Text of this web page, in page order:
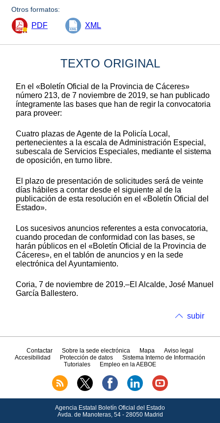
Otros formatos:
PDF XML
TEXTO ORIGINAL
En el «Boletín Oficial de la Provincia de Cáceres»
número 213, de 7 noviembre de 2019, se han publicado
íntegramente las bases que han de regir la convocatoria
para proveer:
Cuatro plazas de Agente de la Policía Local,
pertenecientes a la escala de Administración Especial,
subescala de Servicios Especiales, mediante el sistema
de oposición, en turno libre.
El plazo de presentación de solicitudes será de veinte
días hábiles a contar desde el siguiente al de la
publicación de esta resolución en el «Boletín Oficial del
Estado».
Los sucesivos anuncios referentes a esta convocatoria,
cuando procedan de conformidad con las bases, se
harán públicos en el «Boletín Oficial de la Provincia de
Cáceres», en el tablón de anuncios y en la sede
electrónica del Ayuntamiento.
Coria, 7 de noviembre de 2019.–El Alcalde, José Manuel
García Ballestero.
subir
Contactar Sobre la sede electrónica Mapa
Aviso legal
Accesibilidad
Protección de datos
Sistema Interno de Información
Tutoriales
Empleo en la AEBOE
Agencia Estatal Boletín Oficial del Estado
Avda. de Manoteras, 54 - 28050 Madrid